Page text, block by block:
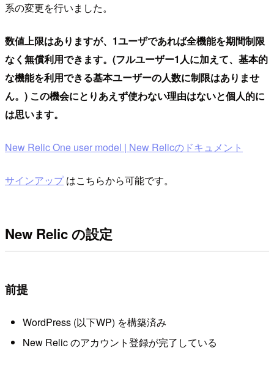
系の変更を行いました。
数値上限はありますが、1ユーザであれば全機能を期間制限
なく無償利用できます。(フルユーザー1人に加えて、基本的
な機能を利用できる基本ユーザーの人数に制限はありませ
ん。) この機会にとりあえず使わない理由はないと個人的に
は思います。
New Relic One user model | New Relicのドキュメント
サインアップはこちらから可能です。
New Relic の設定
前提
WordPress (以下WP) を構築済み
New Relic のアカウント登録が完了している